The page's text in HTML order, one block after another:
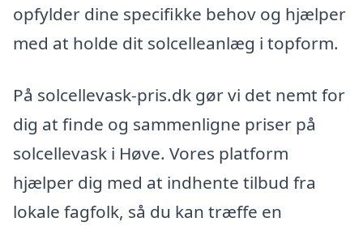
opfylder dine specifikke behov og hjælper
med at holde dit solcelleanlæg i topform.
På solcellevask-pris.dk gør vi det nemt for
dig at finde og sammenligne priser på
solcellevask i Høve. Vores platform
hjælper dig med at indhente tilbud fra
lokale fagfolk, så du kan træffe en